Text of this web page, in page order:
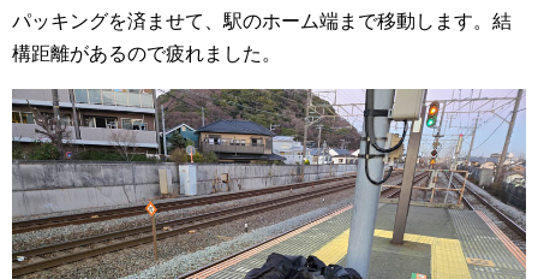
パッキングを済ませて、駅のホーム端まで移動します。結
構距離があるので疲れました。